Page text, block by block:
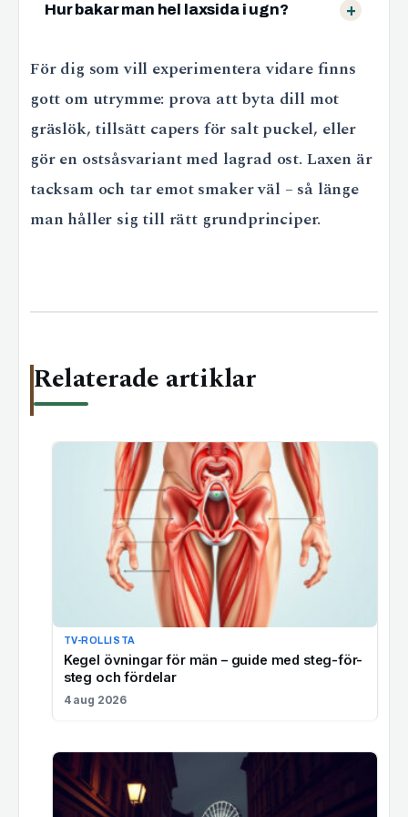
Hur bakar man hel laxsida i ugn?
För dig som vill experimentera vidare finns
gott om utrymme: prova att byta dill mot
gräslök, tillsätt capers för salt puckel, eller
gör en ostsåsvariant med lagrad ost. Laxen är
tacksam och tar emot smaker väl – så länge
man håller sig till rätt grundprinciper.
Relaterade artiklar
TV-ROLLISTA
Kegel övningar för män – guide med steg-för-
steg och fördelar
4 aug 2026